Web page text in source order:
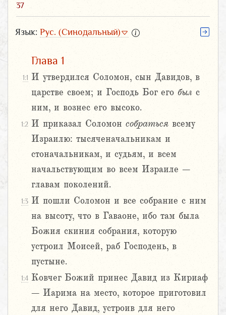
37
Язык: Рус. (Синодальный)
Глава 1
1:1 И утвердился Соломон, сын Давидов, в
царстве своем; и Господь Бог его был с
ним, и вознес его высоко.
1:2 И приказал Соломон собраться всему
Израилю: тысяченачальникам и
стоначальникам, и судьям, и всем
начальствующим во всем Израиле –
главам поколений.
1:3 И пошли Соломон и все собрание с ним
на высоту, что в Гаваоне, ибо там была
Божия скиния собрания, которую
устроил Моисей, раб Господень, в
пустыне.
1:4 Ковчег Божий принес Давид из Кириаф
– Иарима на место, которое приготовил
для него Давид, устроив для него